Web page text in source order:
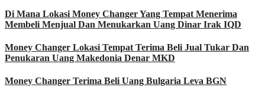
Di Mana Lokasi Money Changer Yang Tempat Menerima
Membeli Menjual Dan Menukarkan Uang Dinar Irak IQD
Money Changer Lokasi Tempat Terima Beli Jual Tukar Dan
Penukaran Uang Makedonia Denar MKD
Money Changer Terima Beli Uang Bulgaria Leva BGN